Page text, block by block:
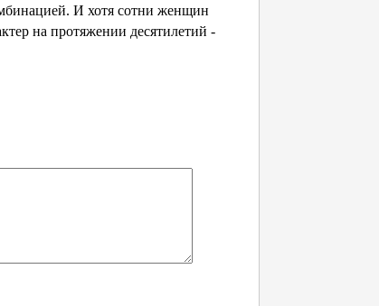
И хотя сотни женщин
на протяжении десятилетий -